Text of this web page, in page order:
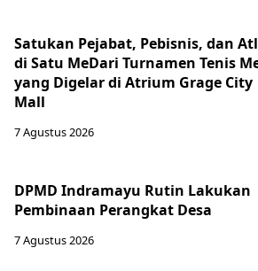
Satukan Pejabat, Pebisnis, dan
di Satu MeDari Turnamen Tenis
yang Digelar di Atrium Grage City
Mall
7 Agustus 2026
DPMD Indramayu Rutin Lakukan
Pembinaan Perangkat Desa
7 Agustus 2026